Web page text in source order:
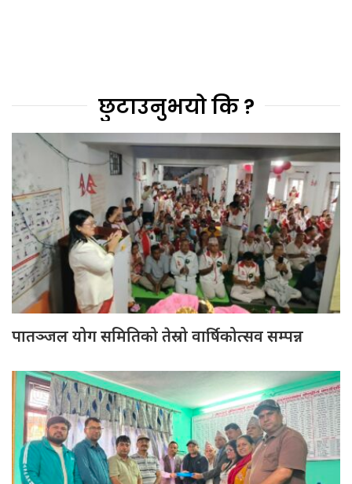
छुटाउनुभयो कि ?
पातञ्जल योग समितिको तेस्रो वार्षिकोत्सव सम्पन्न